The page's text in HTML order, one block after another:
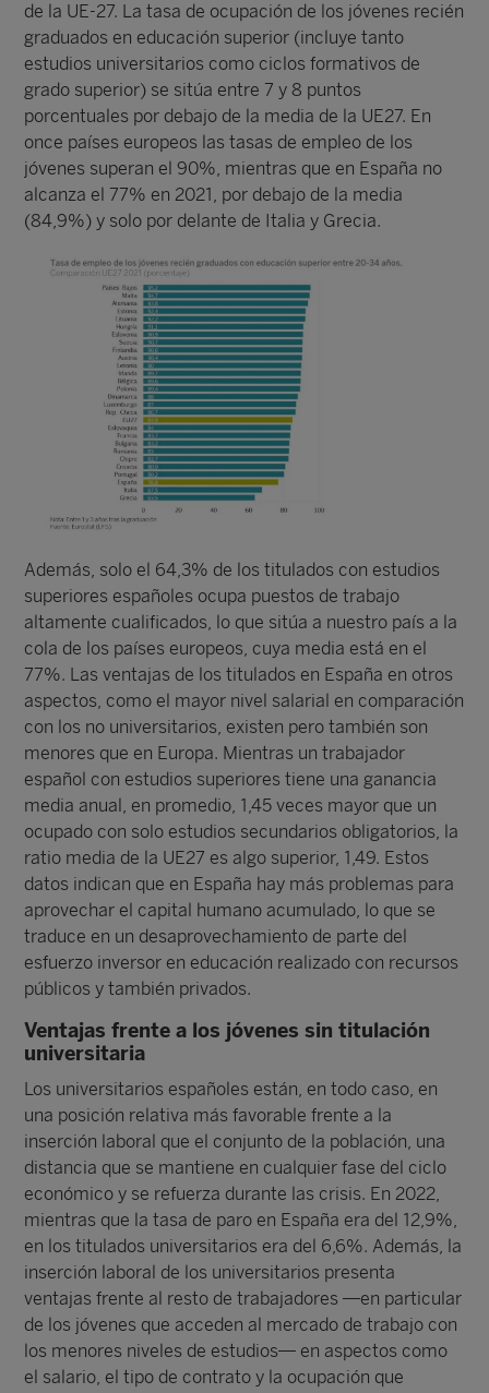
de la UE-27. La tasa de ocupación de los jóvenes recién
graduados en educación superior (incluye tanto
estudios universitarios como ciclos formativos de
grado superior) se sitúa entre 7 y 8 puntos
porcentuales por debajo de la media de la UE27. En
once países europeos las tasas de empleo de los
jóvenes superan el 90%, mientras que en España no
alcanza el 77% en 2021, por debajo de la media
(84,9%) y solo por delante de Italia y Grecia.
Además, solo el 64,3% de los titulados con estudios
superiores españoles ocupa puestos de trabajo
altamente cualificados, lo que sitúa a nuestro país a la
cola de los países europeos, cuya media está en el
77%. Las ventajas de los titulados en España en otros
aspectos, como el mayor nivel salarial en comparación
con los no universitarios, existen pero también son
menores que en Europa. Mientras un trabajador
español con estudios superiores tiene una ganancia
media anual, en promedio, 1,45 veces mayor que un
ocupado con solo estudios secundarios obligatorios, la
ratio media de la UE27 es algo superior, 1,49. Estos
datos indican que en España hay más problemas para
aprovechar el capital humano acumulado, lo que se
traduce en un desaprovechamiento de parte del
esfuerzo inversor en educación realizado con recursos
públicos y también privados.
Ventajas frente a los jóvenes sin titulación
universitaria
Los universitarios españoles están, en todo caso, en
una posición relativa más favorable frente a la
inserción laboral que el conjunto de la población, una
distancia que se mantiene en cualquier fase del ciclo
económico y se refuerza durante las crisis. En 2022,
mientras que la tasa de paro en España era del 12,9%,
en los titulados universitarios era del 6,6%. Además, la
inserción laboral de los universitarios presenta
ventajas frente al resto de trabajadores —en particular
de los jóvenes que acceden al mercado de trabajo con
los menores niveles de estudios— en aspectos como
el salario, el tipo de contrato y la ocupación que